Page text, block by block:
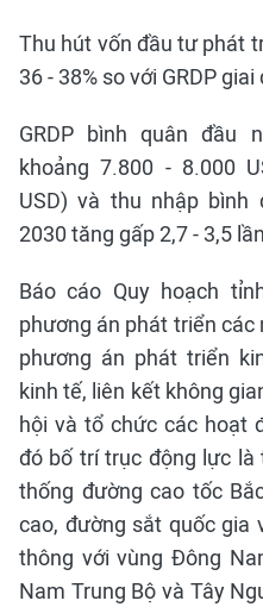
Thu hút vốn đầu tư phát
36 - 38% so với GRDP
GRDP bình quân đầu
khoảng 7.800 - 8.000
USD) và thu nhập bình
2030 tăng gấp 2,7 - 3,5
Báo cáo Quy hoạch
phương án phát triển các
phương án phát triển
kinh tế, liên kết không
hội và tổ chức các hoạt
đó bố trí trục động lực là
thống đường cao tốc
cao, đường sắt quốc gia
thông với vùng Đông
Nam Trung Bộ và Tây